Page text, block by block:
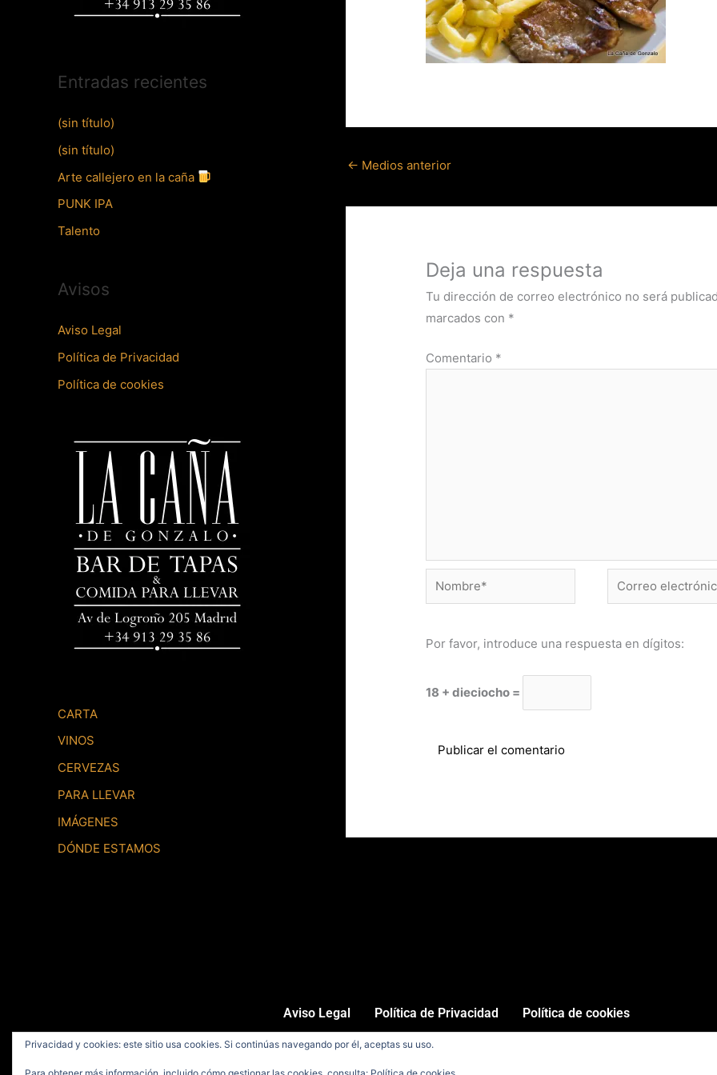
Entradas recientes
(sin título)
(sin título)
Arte callejero en la caña
PUNK IPA
Talento
Avisos
Aviso Legal
Política de Privacidad
Política de cookies
CARTA
VINOS
CERVEZAS
PARA LLEVAR
IMÁGENES
DÓNDE ESTAMOS
← Medios anterior
Deja una respuesta
Tu dirección de correo electrónico no será
marcados con *
Comentario *
Nombre*
Correo
electrónico*
Por favor, introduce una respuesta en dígitos:
18 + dieciocho =
Aviso Legal Política de Privacidad Política de cookies
Privacidad y cookies: este sitio usa cookies. Si continúas navegando por él, aceptas su uso.